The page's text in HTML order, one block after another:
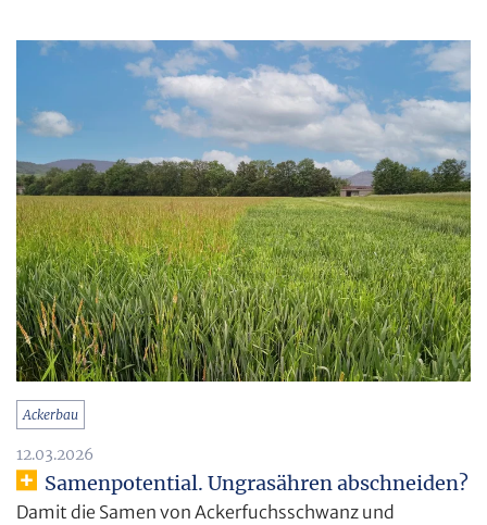
Ackerbau
12.03.2026
Samenpotential. Ungrasähren abschneiden?
Damit die Samen von Ackerfuchsschwanz und